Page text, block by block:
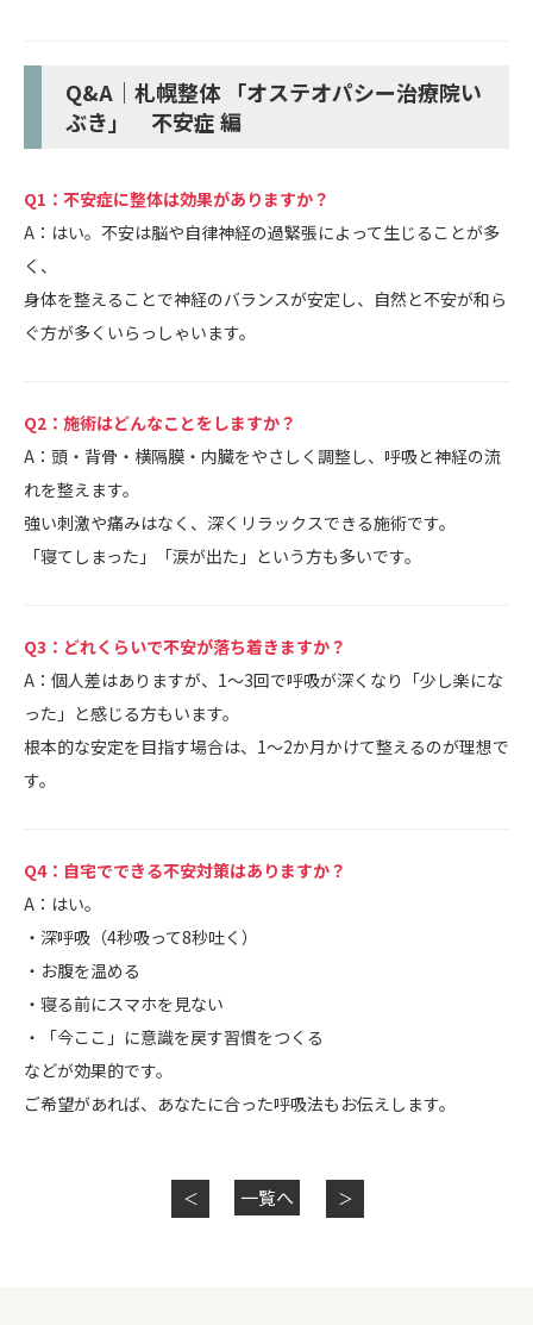
Q&A｜札幌整体 「オステオパシー治療院い
ぶき」 不安症 編
Q1：不安症に整体は効果がありますか？
A：はい。不安は脳や自律神経の過緊張によって生じることが多
く、
身体を整えることで神経のバランスが安定し、自然と不安が和ら
ぐ方が多くいらっしゃいます。
Q2：施術はどんなことをしますか？
A：頭・背骨・横隔膜・内臓をやさしく調整し、呼吸と神経の流
れを整えます。
強い刺激や痛みはなく、深くリラックスできる施術です。
「寝てしまった」「涙が出た」という方も多いです。
Q3：どれくらいで不安が落ち着きますか？
A：個人差はありますが、1〜3回で呼吸が深くなり「少し楽にな
った」と感じる方もいます。
根本的な安定を目指す場合は、1〜2か月かけて整えるのが理想で
す。
Q4：自宅でできる不安対策はありますか？
A：はい。
・深呼吸（4秒吸って8秒吐く）
・お腹を温める
・寝る前にスマホを見ない
・「今ここ」に意識を戻す習慣をつくる
などが効果的です。
ご希望があれば、あなたに合った呼吸法もお伝えします。
＜ 一覧へ ＞